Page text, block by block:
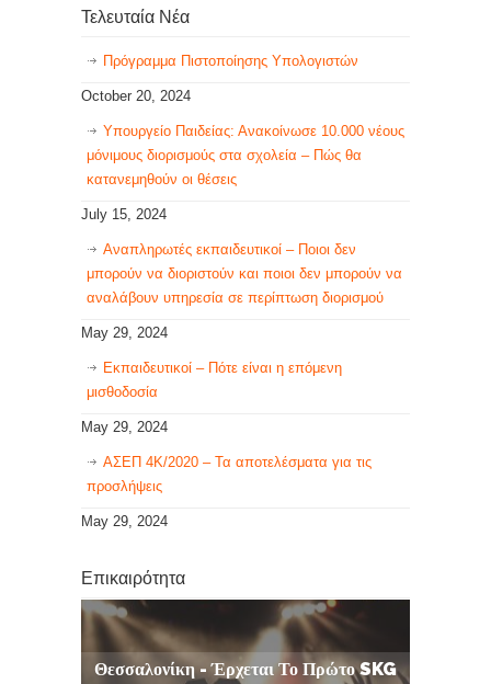
Τελευταία Νέα
Πρόγραμμα Πιστοποίησης Υπολογιστών
October 20, 2024
Υπουργείο Παιδείας: Ανακοίνωσε 10.000 νέους
μόνιμους διορισμούς στα σχολεία – Πώς θα
κατανεμηθούν οι θέσεις
July 15, 2024
Αναπληρωτές εκπαιδευτικοί – Ποιοι δεν
μπορούν να διοριστούν και ποιοι δεν μπορούν να
αναλάβουν υπηρεσία σε περίπτωση διορισμού
May 29, 2024
Εκπαιδευτικοί – Πότε είναι η επόμενη
μισθοδοσία
May 29, 2024
ΑΣΕΠ 4Κ/2020 – Τα αποτελέσματα για τις
προσλήψεις
May 29, 2024
Επικαιρότητα
Θεσσαλονίκη - Έρχεται Το Πρώτο SKG